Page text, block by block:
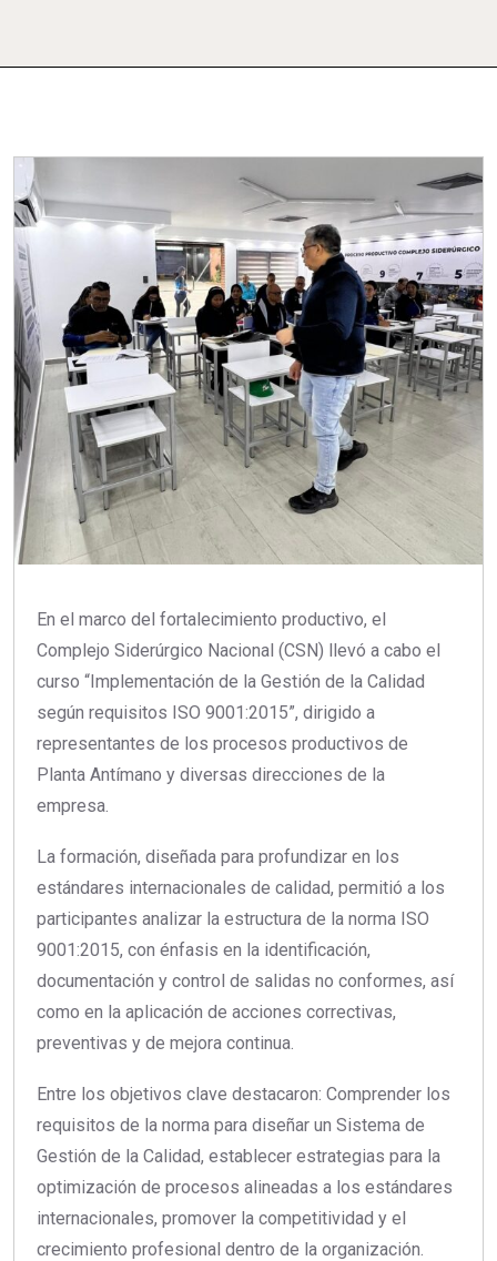
En el marco del fortalecimiento productivo, el
Complejo Siderúrgico Nacional (CSN) llevó a cabo el
curso “Implementación de la Gestión de la Calidad
según requisitos ISO 9001:2015”, dirigido a
representantes de los procesos productivos de
Planta Antímano y diversas direcciones de la
empresa.
La formación, diseñada para profundizar en los
estándares internacionales de calidad, permitió a los
participantes analizar la estructura de la norma ISO
9001:2015, con énfasis en la identificación,
documentación y control de salidas no conformes, así
como en la aplicación de acciones correctivas,
preventivas y de mejora continua.
Entre los objetivos clave destacaron: Comprender los
requisitos de la norma para diseñar un Sistema de
Gestión de la Calidad, establecer estrategias para la
optimización de procesos alineadas a los estándares
internacionales, promover la competitividad y el
crecimiento profesional dentro de la organización.